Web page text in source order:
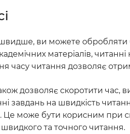
ви можете обробляти
матеріалів,
часу читання дозволяє
дозволяє скоротити час,
завдань на швидкість
Це може бути корисним при
та точного читання.